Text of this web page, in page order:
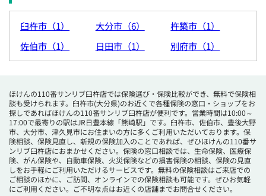
臼杵市（1） 大分市（6）
杵築市（1）
佐伯市（1）
日田市（1） 別府市（1）
ほけんの110番サンリブ臼杵店では保険選び・保険比較ができ、無料で保険相
談も受けられます。臼杵市(大分県)のお近くで各種保険の窓口・ショップをお
探しであればほけんの110番サンリブ臼杵店が便利です。営業時間は10:00～
17:00で最寄りの駅はJR日豊本線「熊崎駅」です。臼杵市、佐伯市、豊後大野
市、大分市、津久見市にお住まいの方に多くご利用いただいております。保
険相談、保険見直し、新規の保険加入のことであれば、ぜひほけんの110番サ
ンリブ臼杵店におまかせください。保険の窓口相談では、生命保険、医療保
険、がん保険や、自動車保険、火災保険などの損害保険の相談、保険の見直
しをお手軽にご利用いただけるサービスです。無料の保険相談はご来店での
ご相談のほかに、ご訪問、オンラインでの保険相談も可能です。ぜひお気軽
にご利用ください。ご不明な点はお近くの店舗までお問合せください。